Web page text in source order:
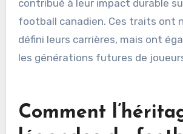
tandis que le bras puissant de
capacité à passer profondément
révolutionné la position de
contribué à leur impact durable
football canadien. Ces traits ont